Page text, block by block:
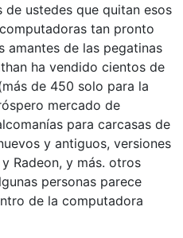
de ustedes que quitan esos
tan pronto
amantes de las pegatinas
ha vendido cientos de
de 450 solo para la
mercado de
para carcasas de
y antiguos, versiones
Radeon, y más. otros
personas parece
de la computadora